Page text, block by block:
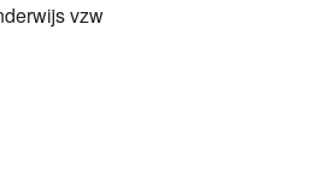
vzw